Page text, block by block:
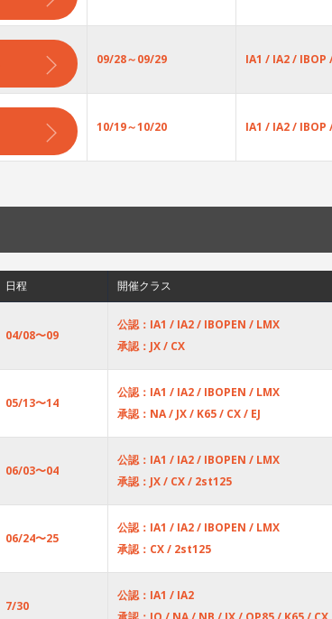
09/28～09/29 IA1 / IA2 / IBOP
10/19～10/20 IA1 / IA2 / IBOP
日程 開催クラス
04/08〜09
公認：IA1 / IA2 / IBOPEN / LMX
承認：JX / CX
05/13〜14
公認：IA1 / IA2 / IBOPEN / LMX
承認：NA / JX / K65 / CX / EJ
06/03〜04
公認：IA1 / IA2 / IBOPEN / LMX
承認：JX / CX / 2st125
06/24〜25
公認：IA1 / IA2 / IBOPEN / LMX
承認：CX / 2st125
7/30
公認：IA1 / IA2